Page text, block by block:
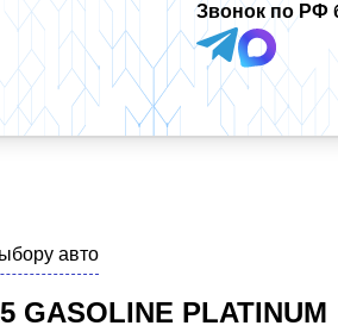
Звонок по РФ
авто
GASOLINE PLATINUM